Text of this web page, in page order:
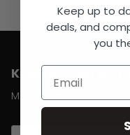
KOM IN CONTACT
Meld u aan voor
Keep up to
deals, and
you
Email